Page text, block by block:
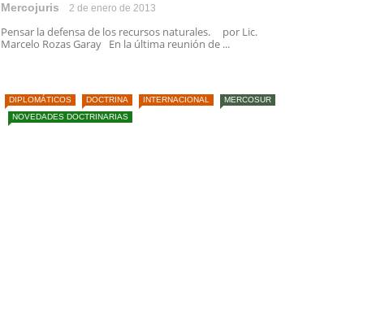
Mercojuris 2 de enero de 2013
Pensar la defensa de los recursos naturales. por Lic.
Marcelo Rozas Garay En la última reunión de ...
DIPLOMÁTICOS DOCTRINA INTERNACIONAL
MERCOSUR
NOVEDADES DOCTRINARIAS